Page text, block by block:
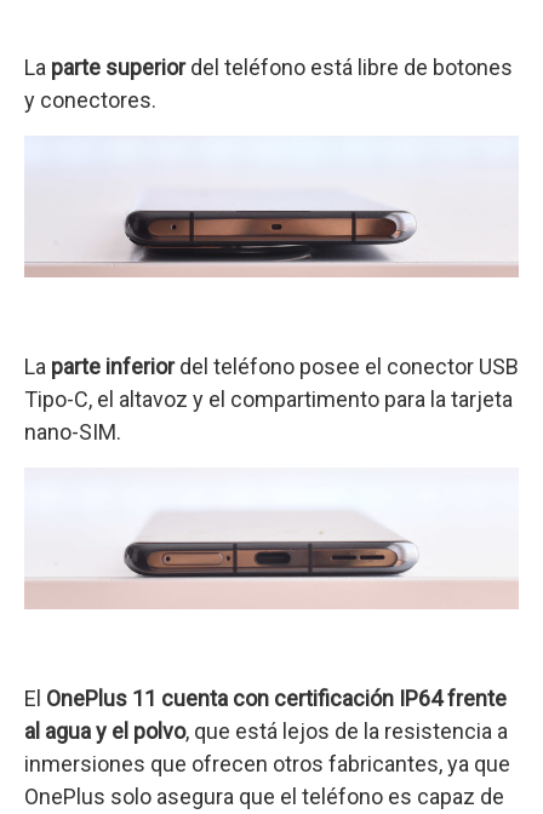
La parte superiordel teléfono está libre de botones
y conectores.
La parte inferiordel teléfono posee el conector USB
Tipo-C, el altavoz y el compartimento para la tarjeta
nano-SIM.
El OnePlus 11 cuenta con certificación IP64 frente
al agua y el polvo, que está lejos de la resistencia a
inmersiones que ofrecen otros fabricantes, ya que
OnePlus solo asegura que el teléfono es capaz de